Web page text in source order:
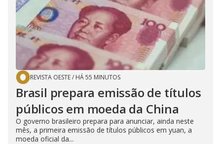
REVISTA OESTE/ HÁ 55 MINUTOS
Brasil prepara emissão de títulos
públicos em moeda da China
O governo brasileiro prepara para anunciar, ainda neste
mês, a primeira emissão de títulos públicos em yuan, a
moeda oficial da...